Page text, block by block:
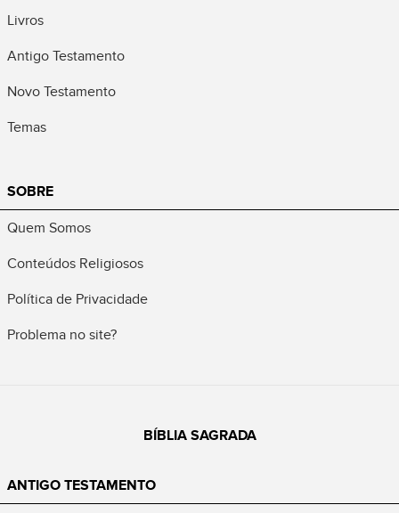
Livros
Antigo Testamento
Novo Testamento
Temas
SOBRE
Quem Somos
Conteúdos Religiosos
Política de Privacidade
Problema no site?
BÍBLIA SAGRADA
ANTIGO TESTAMENTO